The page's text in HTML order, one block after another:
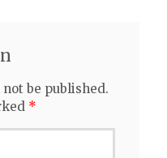
be published.
*